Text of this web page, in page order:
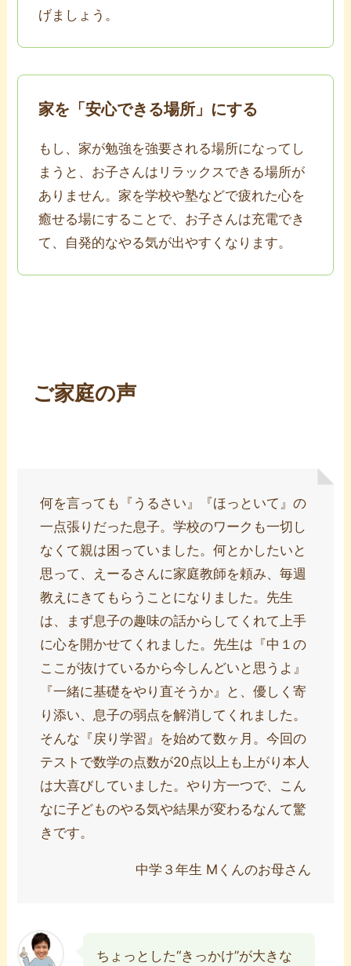
げましょう。
家を「安心できる場所」にする
もし、家が勉強を強要される場所になってし
まうと、お子さんはリラックスできる場所が
ありません。家を学校や塾などで疲れた心を
癒せる場にすることで、お子さんは充電でき
て、自発的なやる気が出やすくなります。
ご家庭の声
何を言っても『うるさい』『ほっといて』の
一点張りだった息子。学校のワークも一切し
なくて親は困っていました。何とかしたいと
思って、えーるさんに家庭教師を頼み、毎週
教えにきてもらうことになりました。先生
は、まず息子の趣味の話からしてくれて上手
に心を開かせてくれました。先生は『中１の
ここが抜けているから今しんどいと思うよ』
『一緒に基礎をやり直そうか』と、優しく寄
り添い、息子の弱点を解消してくれました。
そんな『戻り学習』を始めて数ヶ月。今回の
テストで数学の点数が20点以上も上がり本人
は大喜びしていました。やり方一つで、こん
なに子どものやる気や結果が変わるなんて驚
きです。
中学３年生 Mくんのお母さん
ちょっとした“きっかけ”が大きな